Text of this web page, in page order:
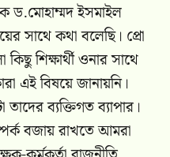
ড.মোহাম্মদ ইসমাইল
সাথে কথা বলেছি। প্রো
শিক্ষার্থী ওনার সাথে
এই বিষয়ে জানায়নি।
তাদের ব্যক্তিগত ব্যাপার।
বজায় রাখতে আমরা